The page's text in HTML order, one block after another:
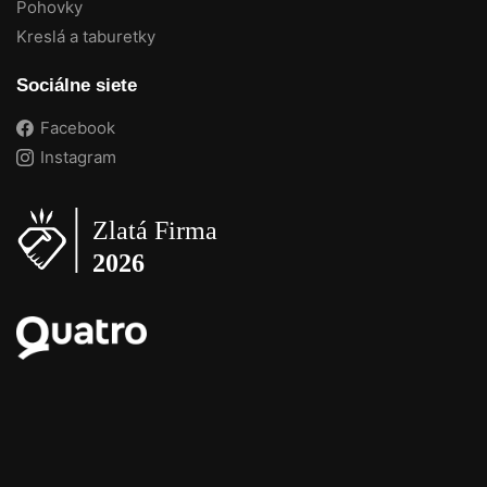
Pohovky
Kreslá a taburetky
Sociálne siete
Facebook
Instagram